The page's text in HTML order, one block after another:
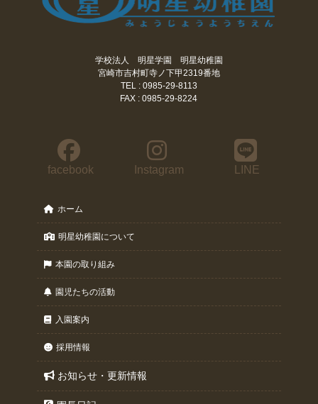
学校法人 明星学園 明星幼稚園
宮崎市吉村町寺ノ下甲2319番地
TEL : 0985-29-8113
FAX : 0985-29-8224
facebook Instagram LINE
ホーム
明星幼稚園について
本園の取り組み
園児たちの活動
入園案内
採用情報
お知らせ・更新情報